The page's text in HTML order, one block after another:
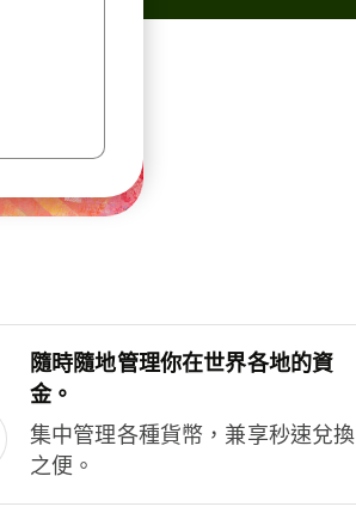
隨時隨地管理你在世界各地的資
金。
集中管理各種貨幣，兼享秒速兌換
之便。